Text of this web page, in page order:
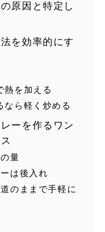
原因と特定し
を効率的にす
を加える
ら軽く炒める
ーを作るワン
量
は後入れ
のままで手軽に